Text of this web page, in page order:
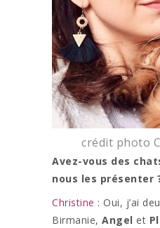
crédit photo
Avez-vous des
nous les présenter
Christine : Oui, j’ai
Birmanie, Angel et